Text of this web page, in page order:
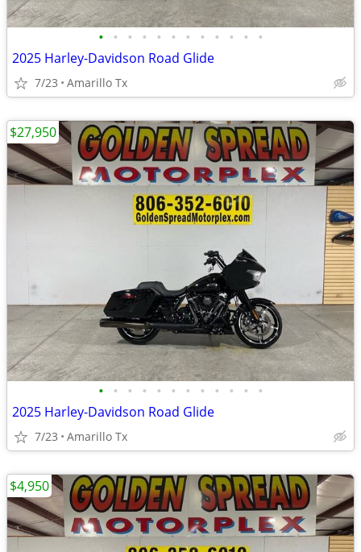
• • • • • • • • • • • •
2025 Harley-Davidson Road Glide
7/23 Amarillo Tx
• • • • • • • • • • • •
2025 Harley-Davidson Road Glide
7/23 Amarillo Tx
$27,950
$4,950